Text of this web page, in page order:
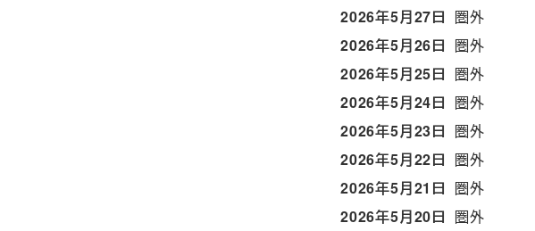
2026年5月27日 圏外
2026年5月26日 圏外
2026年5月25日 圏外
2026年5月24日 圏外
2026年5月23日 圏外
2026年5月22日 圏外
2026年5月21日 圏外
2026年5月20日 圏外